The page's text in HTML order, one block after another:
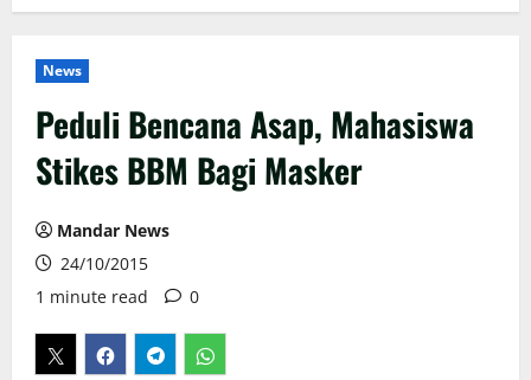
News
Peduli Bencana Asap, Mahasiswa
Stikes BBM Bagi Masker
Mandar News
24/10/2015
1 minute read
0